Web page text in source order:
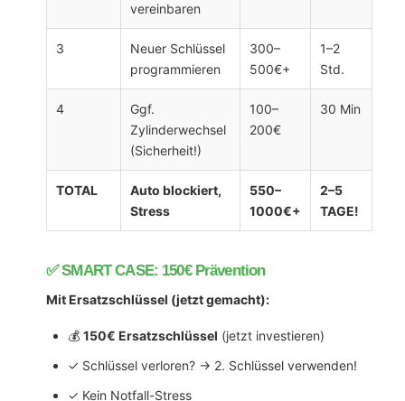
vereinbaren
3
Neuer Schlüssel
programmieren
300–
500€+
1–2
Std.
4
Ggf.
Zylinderwechsel
(Sicherheit!)
100–
200€
30 Min
TOTAL
Auto blockiert,
Stress
550–
1000€+
2–5
TAGE!
✅ SMART CASE: 150€ Prävention
Mit Ersatzschlüssel (jetzt gemacht):
💰 150€ Ersatzschlüssel (jetzt investieren)
✓ Schlüssel verloren? → 2. Schlüssel verwenden!
✓ Kein Notfall-Stress